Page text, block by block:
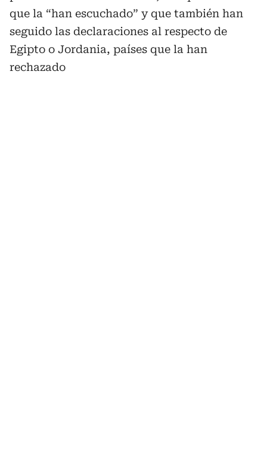
que la “han escuchado” y que también han
seguido las declaraciones al respecto de
Egipto o Jordania, países que la han
rechazado